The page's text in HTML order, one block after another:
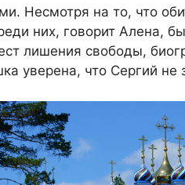
Несмотря на то, что
них, говорит Алена,
лишения свободы,
уверена, что Сергий